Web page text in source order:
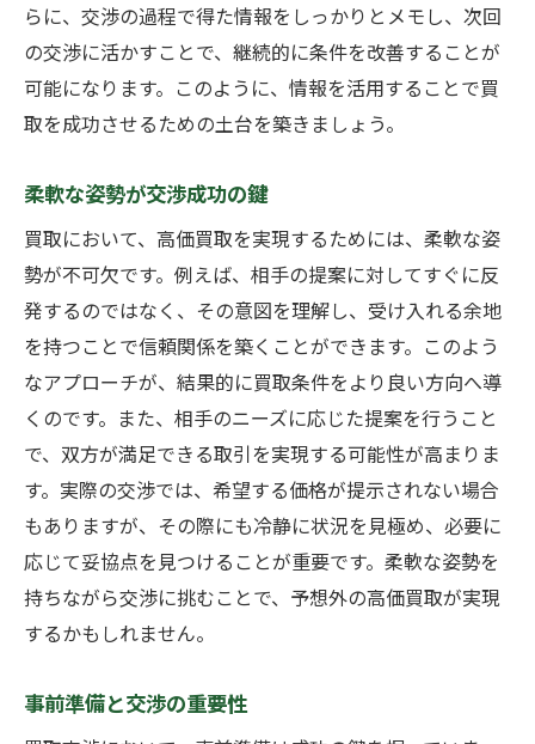
らに、交渉の過程で得た情報をしっかりとメモし、次回
の交渉に活かすことで、継続的に条件を改善することが
可能になります。このように、情報を活用することで買
取を成功させるための土台を築きましょう。
柔軟な姿勢が交渉成功の鍵
買取において、高価買取を実現するためには、柔軟な姿
勢が不可欠です。例えば、相手の提案に対してすぐに反
発するのではなく、その意図を理解し、受け入れる余地
を持つことで信頼関係を築くことができます。このよう
なアプローチが、結果的に買取条件をより良い方向へ導
くのです。また、相手のニーズに応じた提案を行うこと
で、双方が満足できる取引を実現する可能性が高まりま
す。実際の交渉では、希望する価格が提示されない場合
もありますが、その際にも冷静に状況を見極め、必要に
応じて妥協点を見つけることが重要です。柔軟な姿勢を
持ちながら交渉に挑むことで、予想外の高価買取が実現
するかもしれません。
事前準備と交渉の重要性